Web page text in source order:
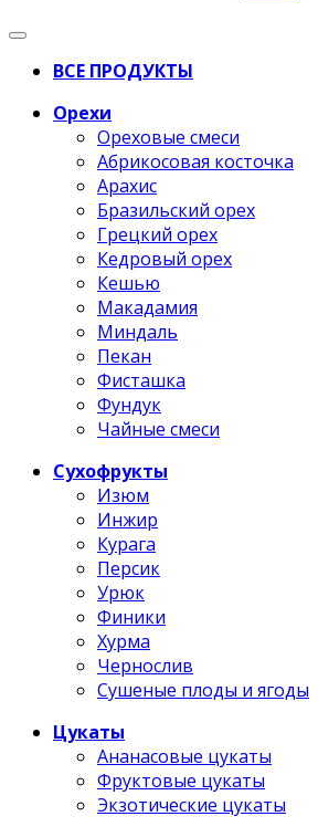
ВСЕ ПРОДУКТЫ
Орехи
Ореховые смеси
Абрикосовая косточка
Арахис
Бразильский орех
Грецкий орех
Кедровый орех
Кешью
Макадамия
Миндаль
Пекан
Фисташка
Фундук
Чайные смеси
Сухофрукты
Изюм
Инжир
Курага
Персик
Урюк
Финики
Хурма
Чернослив
Сушеные плоды и ягоды
Цукаты
Ананасовые цукаты
Фруктовые цукаты
Экзотические цукаты